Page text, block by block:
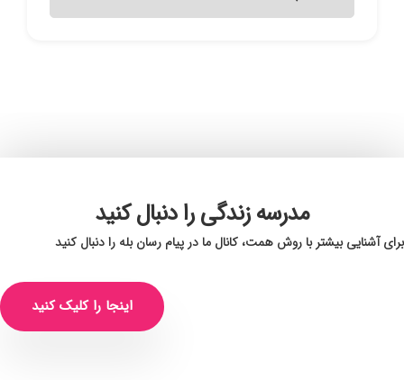
مدرسه زندگی را دنبال کنید
برای آشنایی بیشتر با روش همت، کانال ما در پیام رسان بله را دنبال کنید
اینجا را کلیک کنید